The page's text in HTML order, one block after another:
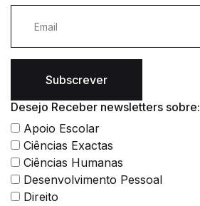
Subscrever
Desejo Receber newsletters sobre:
Apoio Escolar
Ciências Exactas
Ciências Humanas
Desenvolvimento Pessoal
Direito